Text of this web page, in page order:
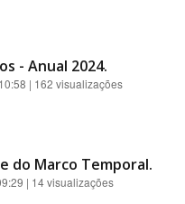
- Anual 2024.
| 162 visualizações
do Marco Temporal.
| 14 visualizações